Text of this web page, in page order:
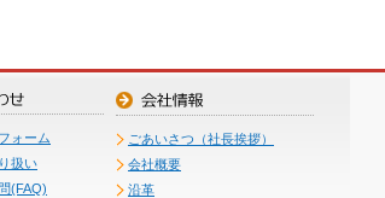
ォーム
扱い
(FAQ)
ごあいさつ（社長挨拶）
会社概要
沿革